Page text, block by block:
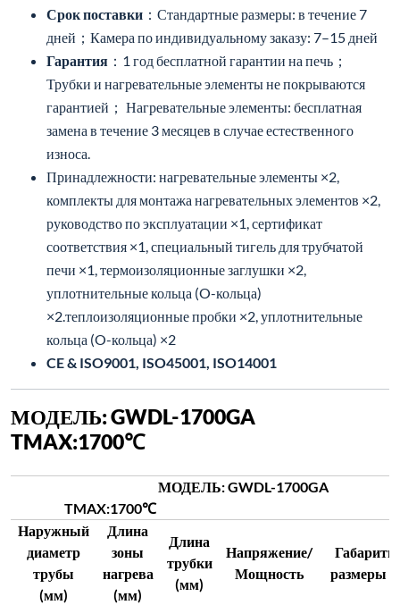
Срок поставки ：Стандартные размеры: в течение 7
дней；Камера по индивидуальному заказу: 7–15 дней
Гарантия ：1 год бесплатной гарантии на печь；
Трубки и нагревательные элементы не покрываются
гарантией； Нагревательные элементы: бесплатная
замена в течение 3 месяцев в случае естественного
износа.
Принадлежности: нагревательные элементы ×2,
комплекты для монтажа нагревательных элементов ×2,
руководство по эксплуатации ×1, сертификат
соответствия ×1, специальный тигель для трубчатой
печи ×1, термоизоляционные заглушки ×2,
уплотнительные кольца (O-кольца)
×2.теплоизоляционные пробки ×2, уплотнительные
кольца (O-кольца) ×2
CE & ISO9001, ISO45001, ISO14001
МОДЕЛЬ: GWDL-1700GA
TMAX:1700℃
МОДЕЛЬ: GWDL-1700GA
Наружный
диаметр
трубы
(мм)
Длина
зоны
нагрева
(мм)
Длина
трубки
(мм)
Напряжение/
Мощность
размеры